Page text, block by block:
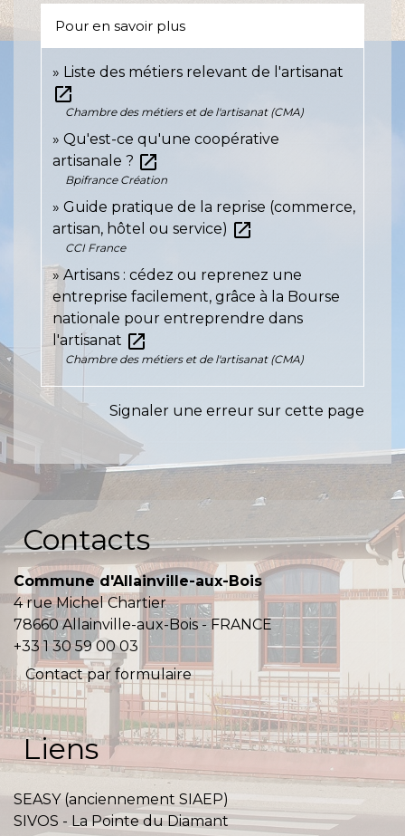
Pour en savoir plus
Liste des métiers relevant de l'artisanat
open_in_new
Chambre des métiers et de l'artisanat (CMA)
Qu'est-ce qu'une coopérative
artisanale ? open_in_new
Bpifrance Création
Guide pratique de la reprise (commerce,
artisan, hôtel ou service) open_in_new
CCI France
Artisans : cédez ou reprenez une
entreprise facilement, grâce à la Bourse
nationale pour entreprendre dans
l'artisanat open_in_new
Chambre des métiers et de l'artisanat (CMA)
Signaler une erreur sur cette page
Contacts
Commune d'Allainville-aux-Bois
4 rue Michel Chartier
78660 Allainville-aux-Bois - FRANCE
+33 1 30 59 00 03
Contact par formulaire
Liens
SEASY (anciennement SIAEP)
SIVOS - La Pointe du Diamant